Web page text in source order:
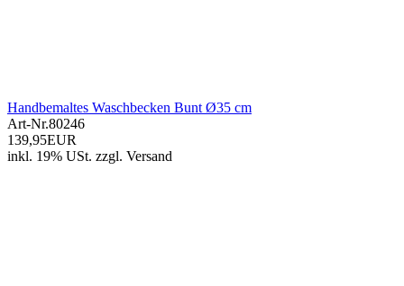
Handbemaltes Waschbecken Bunt Ø35 cm
Art-Nr.80246
139,95EUR
inkl. 19% USt. zzgl. Versand